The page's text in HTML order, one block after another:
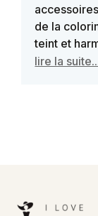
de la
teint et
lire la